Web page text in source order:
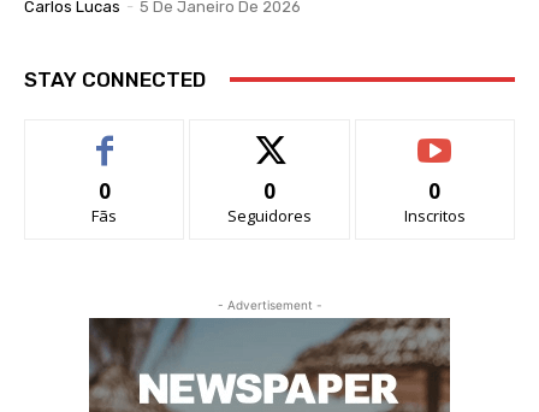
Carlos Lucas - 5 De Janeiro De 2026
STAY CONNECTED
0
Fãs
0
Seguidores
0
Inscritos
- Advertisement -